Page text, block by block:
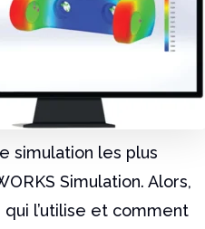
simulation les plus
Simulation. Alors,
qui l’utilise et comment